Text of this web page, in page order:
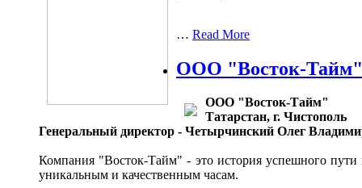
… Read More
ООО "Восток-Тайм"
ООО "Восток-Тайм"
Татарстан, г. Чистополь
Генеральный директор - Четырчинский Олег
Компания "Восток-Тайм" - это история успешного пути
уникальным и качественным часам.